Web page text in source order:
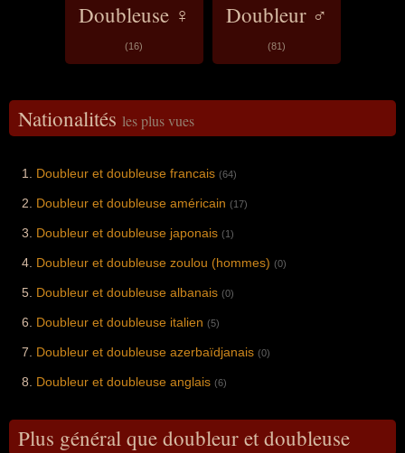
Doubleuse ♀
(16)
Doubleur ♂
(81)
Nationalités les plus vues
Doubleur et doubleuse francais (64)
Doubleur et doubleuse américain (17)
Doubleur et doubleuse japonais (1)
Doubleur et doubleuse zoulou (hommes) (0)
Doubleur et doubleuse albanais (0)
Doubleur et doubleuse italien (5)
Doubleur et doubleuse azerbaïdjanais (0)
Doubleur et doubleuse anglais (6)
Plus général que doubleur et doubleuse